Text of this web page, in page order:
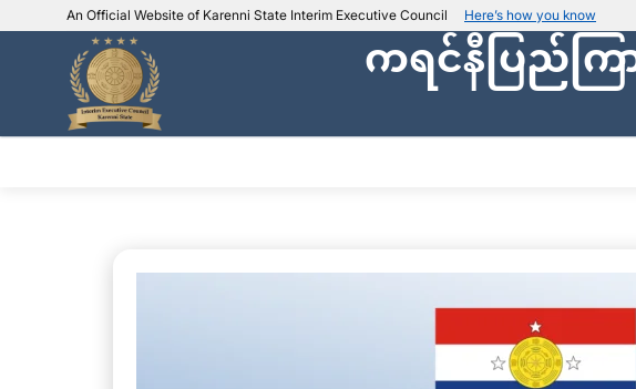
An Official Website of Karenni State Interim Executive Council Here’s how you know
IEC official website links
Usually end with
Our Trusted websites
ကရင်နီပြည်က